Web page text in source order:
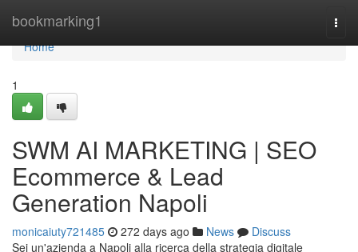
bookmarking1
Home
Home
1
SWM AI MARKETING | SEO
Ecommerce & Lead
Generation Napoli
monicaiuty721485 272 days ago News
Discuss
Sei un'azienda a Napoli alla ricerca della strategia digitale